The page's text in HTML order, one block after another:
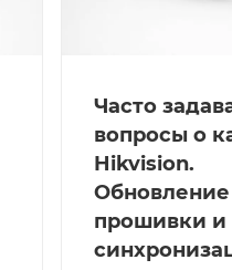
Часто
вопросы о
Hikvision.
Обновление
прошивки и